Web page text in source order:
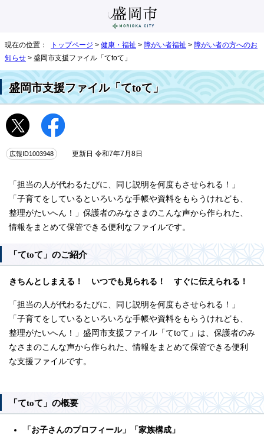
現在の位置： トップページ > 健康・福祉 > 障がい者福祉 > 障がい者の方へのお
知らせ > 盛岡市支援ファイル「てtoて」
盛岡市支援ファイル「てtoて」
広報ID1003948 更新日 令和7年7月8日
「担当の人が代わるたびに、同じ説明を何度もさせられる！」
「子育てをしているといろいろな手帳や資料をもらうけれども、
整理がたいへん！」保護者のみなさまのこんな声から作られた、
情報をまとめて保管できる便利なファイルです。
「てtoて」のご紹介
きちんとしまえる！ いつでも見られる！ すぐに伝えられる！
「担当の人が代わるたびに、同じ説明を何度もさせられる！」
「子育てをしているといろいろな手帳や資料をもらうけれども、
整理がたいへん！」盛岡市支援ファイル「てtoて」は、保護者のみ
なさまのこんな声から作られた、情報をまとめて保管できる便利
な支援ファイルです。
「てtoて」の概要
「お子さんのプロフィール」「家族構成」